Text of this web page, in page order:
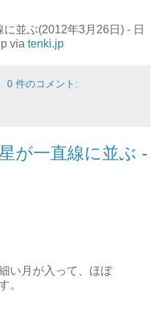
並ぶ(2012年3月26日) - 日
via tenki.jp
0 件のコメント:
が一直線に並ぶ -
い月が入って、ほぼ
。